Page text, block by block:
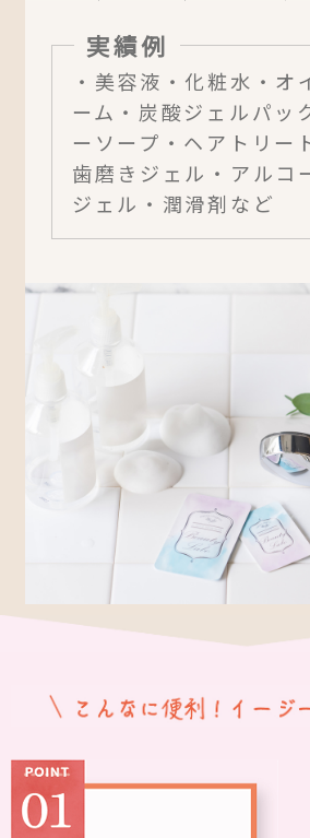
実績例
・美容液・化粧水・オ
ーム・炭酸ジェルパッ
ーソープ・ヘアトリー
歯磨きジェル・アルコ
ジェル・潤滑剤など